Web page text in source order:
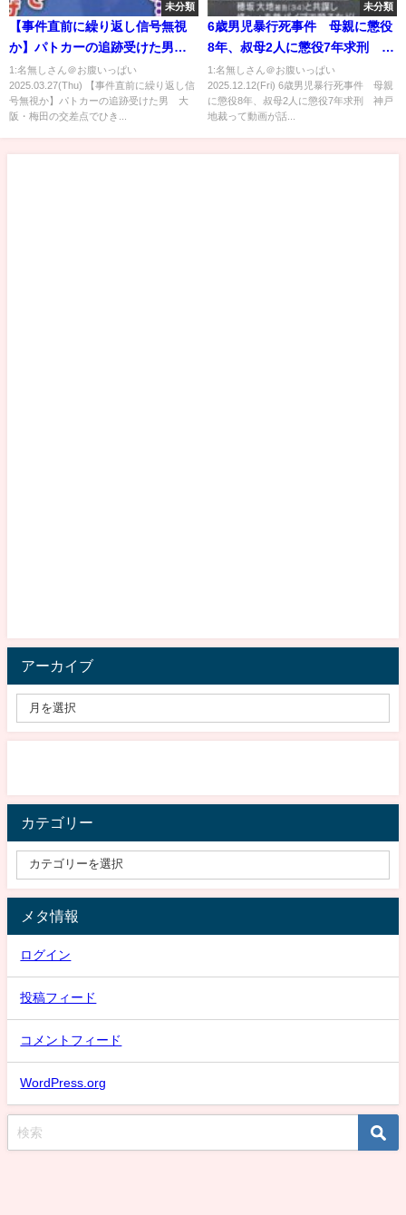
未分類
【事件直前に繰り返し信号無視
か】パトカーの追跡受けた男
大阪・梅田の交差点でひき逃げ
の疑い 女性は骨盤骨折など重
傷
1:名無しさん＠お腹いっぱい
2025.03.27(Thu) 【事件直前に繰り返し信
号無視か】パトカーの追跡受けた男 大
阪・梅田の交差点でひき...
未分類
6歳男児暴行死事件 母親に懲役
8年、叔母2人に懲役7年求刑 神
戸地裁
1:名無しさん＠お腹いっぱい
2025.12.12(Fri) 6歳男児暴行死事件 母親
に懲役8年、叔母2人に懲役7年求刑 神戸
地裁って動画が話...
アーカイブ
カテゴリー
メタ情報
ログイン
投稿フィード
コメントフィード
WordPress.org